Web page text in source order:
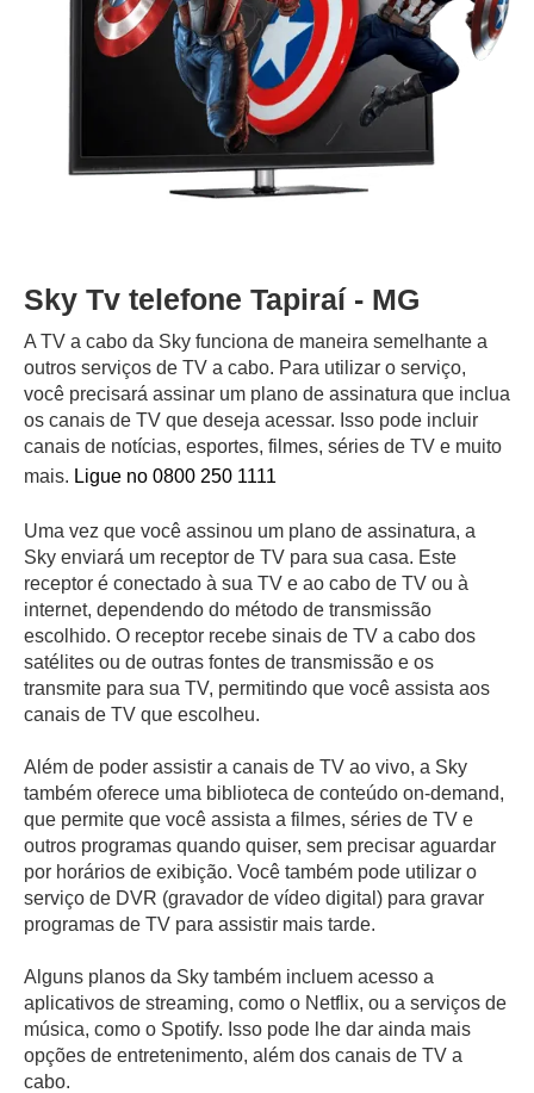
Sky Tv telefone Tapiraí - MG
A TV a cabo da Sky funciona de maneira semelhante a
outros serviços de TV a cabo. Para utilizar o serviço,
você precisará assinar um plano de assinatura que inclua
os canais de TV que deseja acessar. Isso pode incluir
canais de notícias, esportes, filmes, séries de TV e muito
mais. Ligue no 0800 250 1111
Uma vez que você assinou um plano de assinatura, a
Sky enviará um receptor de TV para sua casa. Este
receptor é conectado à sua TV e ao cabo de TV ou à
internet, dependendo do método de transmissão
escolhido. O receptor recebe sinais de TV a cabo dos
satélites ou de outras fontes de transmissão e os
transmite para sua TV, permitindo que você assista aos
canais de TV que escolheu.
Além de poder assistir a canais de TV ao vivo, a Sky
também oferece uma biblioteca de conteúdo on-demand,
que permite que você assista a filmes, séries de TV e
outros programas quando quiser, sem precisar aguardar
por horários de exibição. Você também pode utilizar o
serviço de DVR (gravador de vídeo digital) para gravar
programas de TV para assistir mais tarde.
Alguns planos da Sky também incluem acesso a
aplicativos de streaming, como o Netflix, ou a serviços de
música, como o Spotify. Isso pode lhe dar ainda mais
opções de entretenimento, além dos canais de TV a
cabo.